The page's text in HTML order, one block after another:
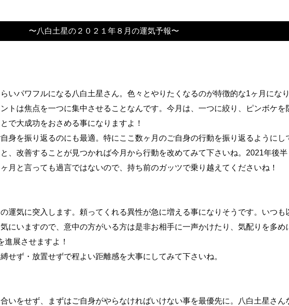
〜八白土星の２０２１年８月の運気予報〜
いパワフルになる八白土星さん。色々とやりたくなるのが特徴的な1ヶ月にな
トは焦点を一つに集中させることなんです。今月は、一つに絞り、ピンボケを
で大成功をおさめる事になりますよ！
身を振り返るのにも最適。特にここ数ヶ月のご自身の行動を振り返るようにし
、改善することが見つかれば今月から行動を改めてみて下さいね。2021年後半
月と言っても過言ではないので、持ち前のガッツで乗り越えてくださいね！
運気に突入します。頼ってくれる異性が急に増える事になりそうです。いつも
気にいますので、意中の方がいる方は是非お相手に一声かけたり、気配りを多め
進展させますよ！
せず・放置せずで程よい距離感を大事にしてみて下さいね。
いをせず、まずはご自身がやらなければいけない事を最優先に。八白土星さん